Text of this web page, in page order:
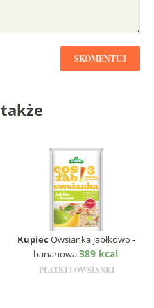
SKOMENTUJ
także
Kupiec Owsianka jabłkowo -
bananowa389 kcal
PŁATKI I OWSIANKI